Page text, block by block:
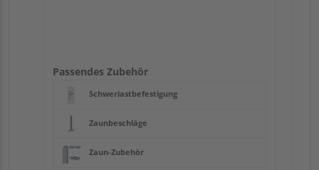
Passendes Zubehör
Schwerlastbefestigung
Zaunbeschläge
Zaun-Zubehör